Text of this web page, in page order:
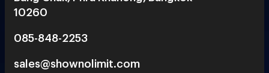
10260
085-848-2253
sales@shownolimit.com